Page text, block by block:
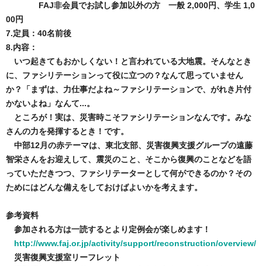
FAJ非会員でお試し参加以外の方 一般 2,000円、学生 1,0
00円
7.定員：40名前後
8.内容：
いつ起きてもおかしくない！と言われている大地震。そんなとき
に、ファシリテーションって役に立つの？なんて思っていません
か？「まずは、力仕事だよね～ファシリテーションで、がれき片付
かないよね」なんて...。
ところが！実は、災害時こそファシリテーションなんです。みな
さんの力を発揮するとき！です。
中部12月の赤テーマは、東北支部、災害復興支援グループの遠藤
智栄さんをお迎えして、震災のこと、そこから復興のことなどを語
っていただきつつ、ファシリテーターとして何ができるのか？その
ためにはどんな備えをしておけばよいかを考えます。
参考資料
参加される方は一読するとより定例会が楽しめます！
http://www.faj.or.jp/activity/support/reconstruction/overview/
災害復興支援室リーフレット